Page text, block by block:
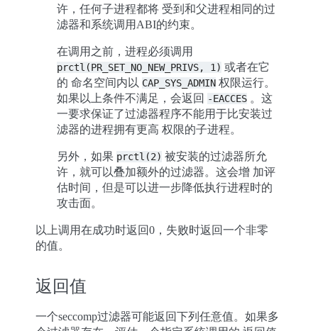
许，任何子进程都将 受到和父进程相同的过
滤器和系统调用ABI的约束。
在调用之前，进程必须调用
prctl(PR_SET_NO_NEW_PRIVS, 1) 或者在它
的 命名空间内以 CAP_SYS_ADMIN 权限运行。
如果以上条件不满足，会返回 -EACCES 。这
一要求保证了过滤器程序不能用于比安装过
滤器的进程拥有更高 权限的子进程。
另外，如果 prctl(2) 被安装的过滤器所允
许，就可以叠加额外的过滤器。这会增 加评
估时间，但是可以进一步降低执行进程时的
攻击面。
以上调用在成功时返回0，失败时返回一个非零
的值。
返回值
一个seccomp过滤器可能返回下列任意值。如果多